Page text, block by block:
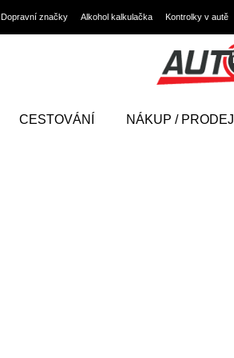
Dopravní značky Alkohol kalkulačka Kontrolky v autě
CESTOVÁNÍ NÁKUP / PRODEJ